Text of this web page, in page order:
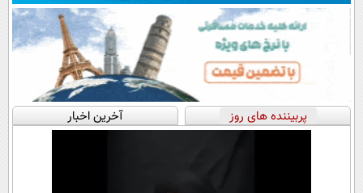
پربیننده های روز آخرین اخبار